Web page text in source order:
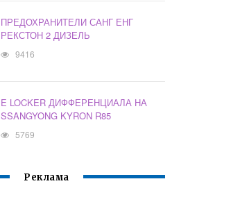
ПРЕДОХРАНИТЕЛИ САНГ ЕНГ
РЕКСТОН 2 ДИЗЕЛЬ
9416
E LOCKER ДИФФЕРЕНЦИАЛА НА
SSANGYONG KYRON R85
5769
Реклама